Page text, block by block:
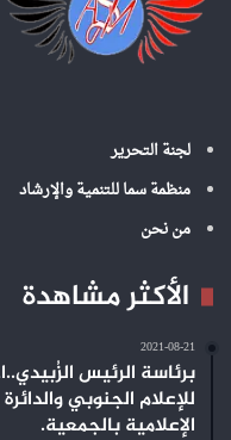
لجنة التحرير
منظمة سما للتنمية والإرشاد
من نحن
الأكثر مشاهدة
2021-08-21
برئاسة الرئيس
للإعلام الجنوبي
الإعلامية بالجمعية.